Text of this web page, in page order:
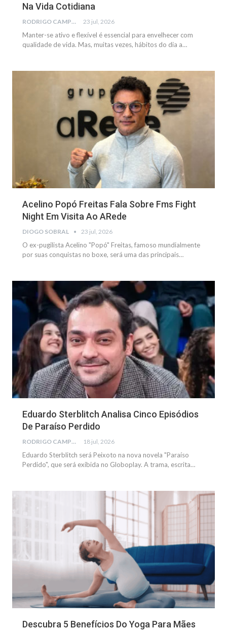
Na Vida Cotidiana
RODRIGO CAMPOS 23 jul, 2026
Manter-se ativo e flexível é essencial para envelhecer com
qualidade de vida. Mas, muitas vezes, hábitos do dia a…
Acelino Popó Freitas Fala Sobre Fms Fight
Night Em Visita Ao ARede
DIOGO SOBRAL 23 jul, 2026
O ex-pugilista Acelino "Popó" Freitas, famoso mundialmente
por suas conquistas no boxe, será uma das principais…
Eduardo Sterblitch Analisa Cinco Episódios
De Paraíso Perdido
RODRIGO CAMPOS 18 jul, 2026
Eduardo Sterblitch será Peixoto na nova novela "Paraíso
Perdido", que será exibida no Globoplay. A trama, escrita…
Descubra 5 Benefícios Do Yoga Para Mães